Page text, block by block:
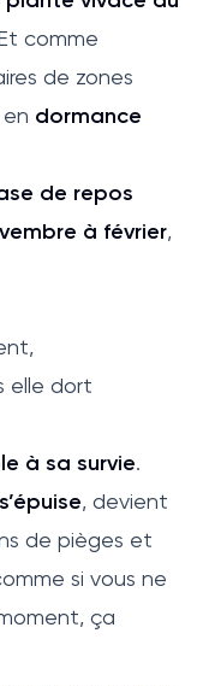
comme
de zones
dormance
de repos
à février,
elle dort
à sa survie.
s’épuise, devient
de pièges et
si vous ne
ça